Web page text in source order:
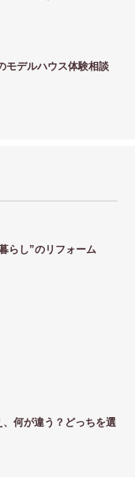
モデルハウス体験相談
らし”のリフォーム
何が違う？どっちを選